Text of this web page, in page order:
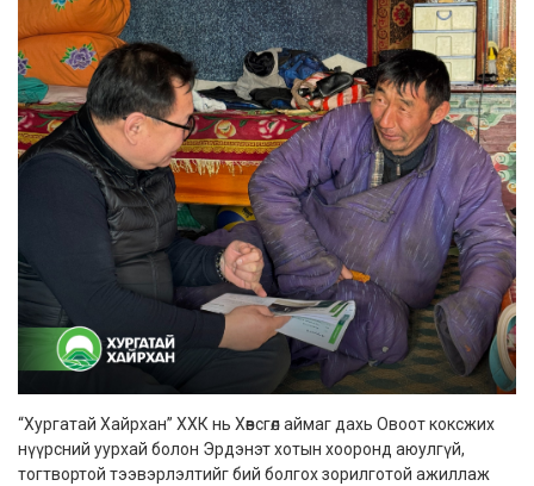
“Хургатай Хайрхан” ХХК нь Хөвсгөл аймаг дахь Овоот коксжих
нүүрсний уурхай болон Эрдэнэт хотын хооронд аюулгүй,
тогтвортой тээвэрлэлтийг бий болгох зорилготой ажиллаж